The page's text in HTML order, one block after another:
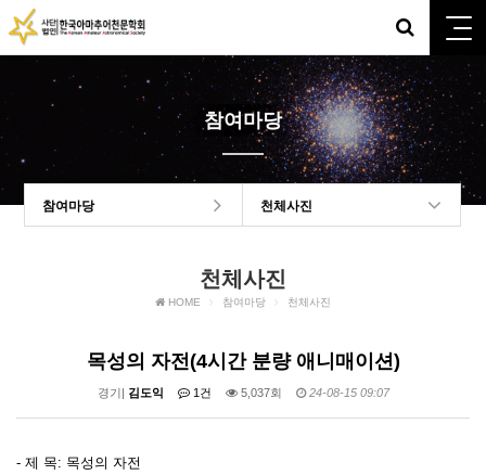
참여마당
참여마당 천체사진
천체사진
HOME 참여마당 천체사진
목성의 자전(4시간 분량 애니매이션)
경기| 김도익 1건 5,037회 24-08-15 09:07
- 제 목: 목성의 자전